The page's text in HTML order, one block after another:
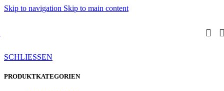
Skip to navigation Skip to main content
SCHLIESSEN
PRODUKTKATEGORIEN